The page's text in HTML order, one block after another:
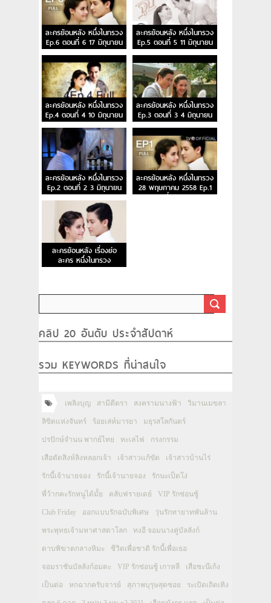
ละครย้อนหลัง หนึ่งในทรวง
Ep.6 ตอนที่ 6 17 มิถุนายน
2558
ละครย้อนหลัง หนึ่งในทรวง
Ep.5 ตอนที่ 5 11 มิถุนายน
2558
ละครย้อนหลัง หนึ่งในทรวง
Ep.4 ตอนที่ 4 10 มิถุนายน
2558
ละครย้อนหลัง หนึ่งในทรวง
Ep.3 ตอนที่ 3 4 มิถุนายน
2558
ละครย้อนหลัง หนึ่งในทรวง
Ep.2 ตอนที่ 2 3 มิถุนายน
2558
ละครย้อนหลัง หนึ่งในทรวง
28 พฤษภาคม 2558 Ep.1
ตอนที่ 1ตอนแรก
ละครย้อนหลัง เรื่องย่อ
ละคร หนึ่งในทรวง
คลิป 20 อันดับ ประจำสัปดาห์
รวม KEYWORDS ที่น่าสนใจ
เพลิงบุญ สามีตีตรา สงครามนางฟ้า วิมานเมขลา
ลิขิตแห่งจันทร์ ร้อยเล่ห์มารยา มธุรสโลกันตร์
ปรปักษ์จำนน พากย์ไทย ทะเลไฟ กรงกรรม
เสือตัดสิงห์ลิงหลอกเจ้า เจ้าสาวแก้ขัด เจ้าสาวบ้านไร่
รักนี้เจ้านายจอง รักนี้เจ้านายจอง รักนะเป็ดโง่
พี่ว้ากคะรักหนูได้มั้ย คลับฟรายเดย์ VIP รักซ่อนชู้
Club Friday ออกแบบรักฉบับพิเศษ วุ่นรักทายาทพันล้าน
พระพุทธเจ้ามหาศาสดาโลก ทงอี จอมนางคู่บัลลังก์
ดาบพิฆาตกลางหิมะ ชีวิตเพื่อชาติ รักนี้เพื่อเธอ
จอมราชันบัลลังก์อมตะ VIP รักซ่อนชู้ เกาหลี เสือชะนีเก้ง
เป็นต่อ หกฉากครับจารย์ สุภาพบุรุษสุดซอย ระเบิดเถิดเทิง